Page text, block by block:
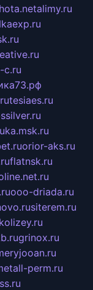
alimy.ru
c.ru
tesiaes.ru
orior-aks.ru
flatnsk.ru
ooo-driada.ru
siterem.ru
grinox.ru
perm.ru